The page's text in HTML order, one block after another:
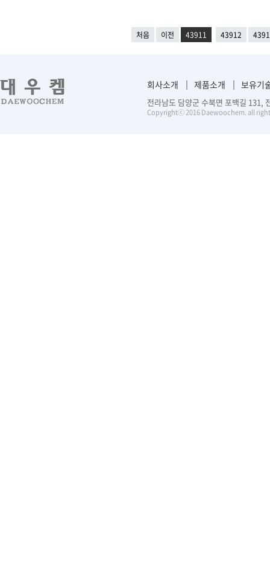
처음 이전 43911 43912
회사소개 제품소개 보유기
전라남도 담양군 수북면 포백길
Copyrightⓒ 2016 Daewoochem. all